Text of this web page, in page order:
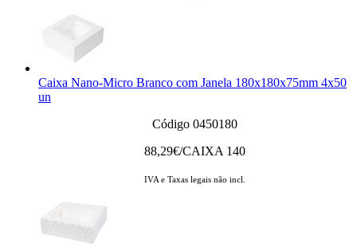
Caixa Nano-Micro Branco com Janela 180x180x75mm 4x50
un
Código 0450180
88,29€/CAIXA 140
IVA e Taxas legais não incl.